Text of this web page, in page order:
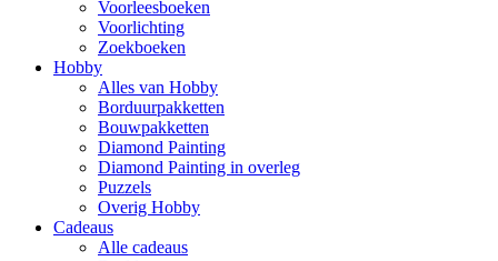
Voorleesboeken
Voorlichting
Zoekboeken
Hobby
Alles van Hobby
Borduurpakketten
Bouwpakketten
Diamond Painting
Diamond Painting in overleg
Puzzels
Overig Hobby
Cadeaus
Alle cadeaus